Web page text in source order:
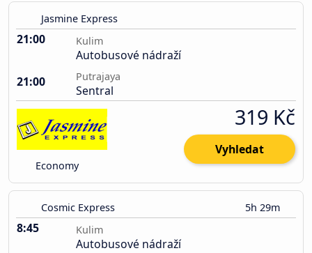
Jasmine Express
21:00 Kulim
Autobusové nádraží
21:00
Putrajaya
Sentral
Economy
319 Kč
Vyhledat
Cosmic Express 5h 29m
8:45 Kulim
Autobusové nádraží